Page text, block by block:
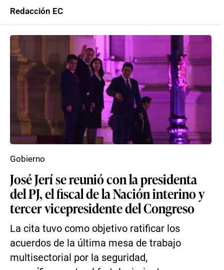
Redacción EC
José Jerí se reunió con la presidenta
del PJ, el fiscal de la Nación interino y
tercer vicepresidente del Congreso
La cita tuvo como objetivo ratificar los
acuerdos de la última mesa de trabajo
multisectorial por la seguridad,
Gobierno